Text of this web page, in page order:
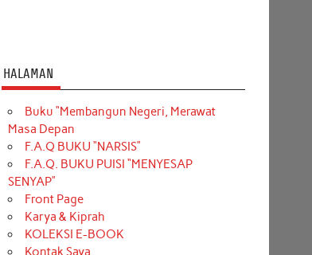
HALAMAN
Buku “Membangun Negeri, Merawat
Masa Depan
F.A.Q BUKU “NARSIS”
F.A.Q. BUKU PUISI “MENYESAP
SENYAP”
Front Page
Karya & Kiprah
KOLEKSI E-BOOK
Kontak Saya